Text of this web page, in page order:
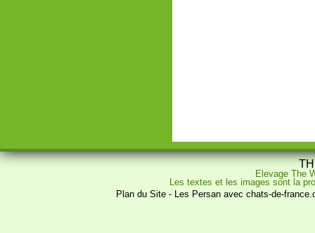
Elevage The
Les textes et les images sont la
Plan du Site- Les Persan avec chats-de-